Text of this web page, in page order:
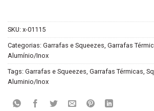
SKU: x-01115
Categorias: Garrafas e Squeezes Garrafas
Alumínio/Inox
Tags: Garrafas e Squeezes Garrafas Térmicas
Aluminio/Inox